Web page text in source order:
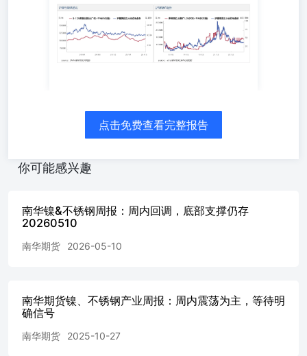
修复，近日挺价镍铁拉涨不锈钢动作效果一般。不锈钢方面
周内反复博弈，盘面一直不温不火，受成本支撑以及旺季预
期影响下方空间有限；现货端灵活跟随盘面调涨，但是高价
资源成交延续疲软，周五红盘各方借势成交为主，试图助长
情绪以稳住行情。周中印尼林业工作组接管PT Weda Bay镍
数走势。 近端交易逻辑 不锈钢九十月旺季需求回暖不锈钢
库存连续十周去库镍铁近期持续坚挺九月降息预期抬升印尼
尼APNI拟重新修订HPM公式，拟加入铁钴等元素印尼将镍
当前镍不锈钢月差暂稳，无明显套利空间 1.3产业客户操作
建议 第二章本周重要信息及下周关注事件 2.1本周重要信息
等元素印尼将镍矿配额许可周期从三年缩短为一年印尼林业
存上升，底部支撑有所松动中美关税扰动仍存韩国拟对我国
热轧实施反倾销税欧盟不锈钢关税扰动降低出口预期 第三
周镍和不锈钢期货市场呈现宽幅震荡走势。价格在经历周初
点击免费查看完整报告
你可能感兴趣
南华镍&不锈钢周报：周内回调，底部支撑仍存
20260510
南华期货 2026-05-10
南华期货镍、不锈钢产业周报：周内震荡为主，等待明
确信号
南华期货 2025-10-27